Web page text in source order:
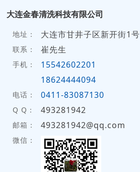
大连金春清洗科技有限公司
地址： 大连市甘井子区新开街1号
联系： 崔先生
手机：
15542602201
18624444094
电话： 0411-83087130
Q Q： 493281942
邮箱： 493281942@qq.com
微信：